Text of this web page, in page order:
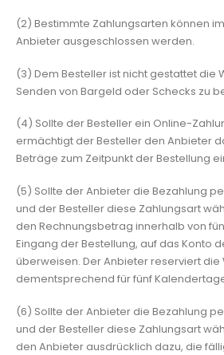
(2) Bestimmte Zahlungsarten können
Anbieter ausgeschlossen werden.
(3) Dem Besteller ist nicht gestattet die
Senden von Bargeld oder Schecks zu
(4) Sollte der Besteller ein Online-
ermächtigt der Besteller den Anbieter
Beträge zum Zeitpunkt der Bestellung
(5) Sollte der Anbieter die Bezahlung
und der Besteller diese Zahlungsart
den Rechnungsbetrag innerhalb von
Eingang der Bestellung, auf das Konto
überweisen. Der Anbieter reserviert die
dementsprechend für fünf
(6) Sollte der Anbieter die Bezahlung
und der Besteller diese Zahlungsart
den Anbieter ausdrücklich dazu, die